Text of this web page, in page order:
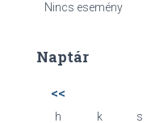
Nincs esemény
Naptár
<<
h k s